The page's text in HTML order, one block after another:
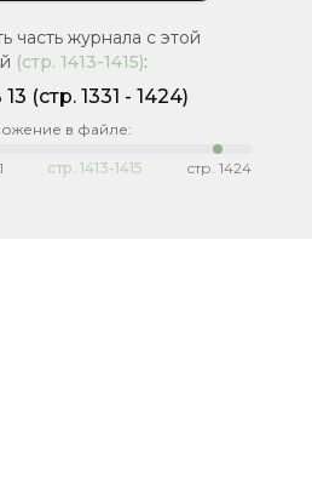
часть журнала с этой
(стр. 1413-1415):
13 (cтр. 1331 - 1424)
в файле:
стр. 1413-1415 стр. 1424